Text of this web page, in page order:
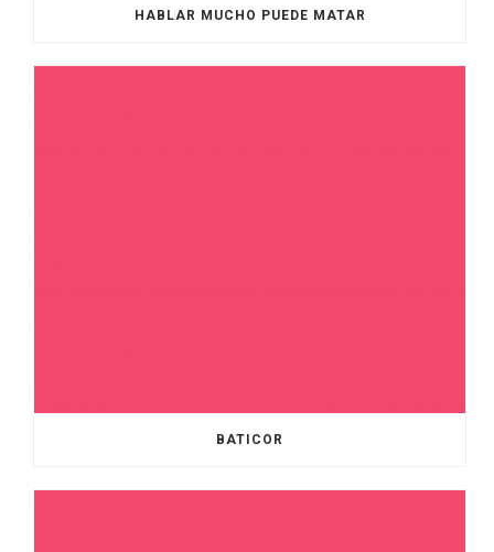
HABLAR MUCHO PUEDE MATAR
BATICOR